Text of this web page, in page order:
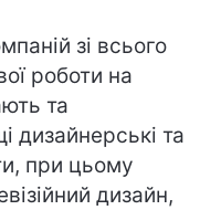
зі всього
роботи на
та
дизайнерські та
при цьому
дизайн,